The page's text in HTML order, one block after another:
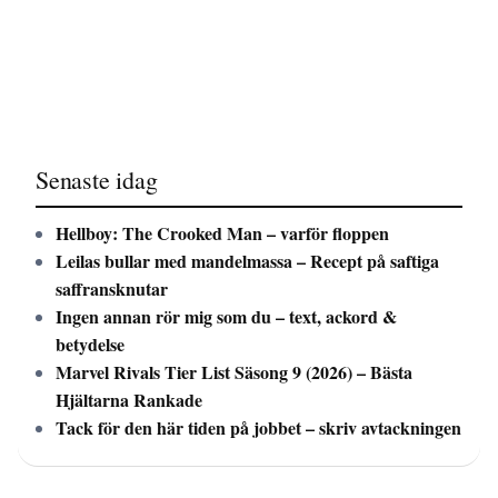
Senaste idag
Hellboy: The Crooked Man – varför floppen
Leilas bullar med mandelmassa – Recept på saftiga
saffransknutar
Ingen annan rör mig som du – text, ackord &
betydelse
Marvel Rivals Tier List Säsong 9 (2026) – Bästa
Hjältarna Rankade
Tack för den här tiden på jobbet – skriv avtackningen